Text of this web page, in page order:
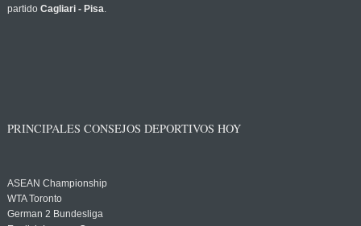
partido Cagliari - Pisa.
PRINCIPALES CONSEJOS DEPORTIVOS HOY
ASEAN Championship
WTA Toronto
German 2 Bundesliga